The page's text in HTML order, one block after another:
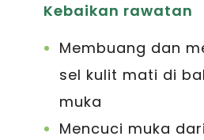
Kebaikan rawatan
Membuang dan
sel kulit mati di
muka
Mencuci muka